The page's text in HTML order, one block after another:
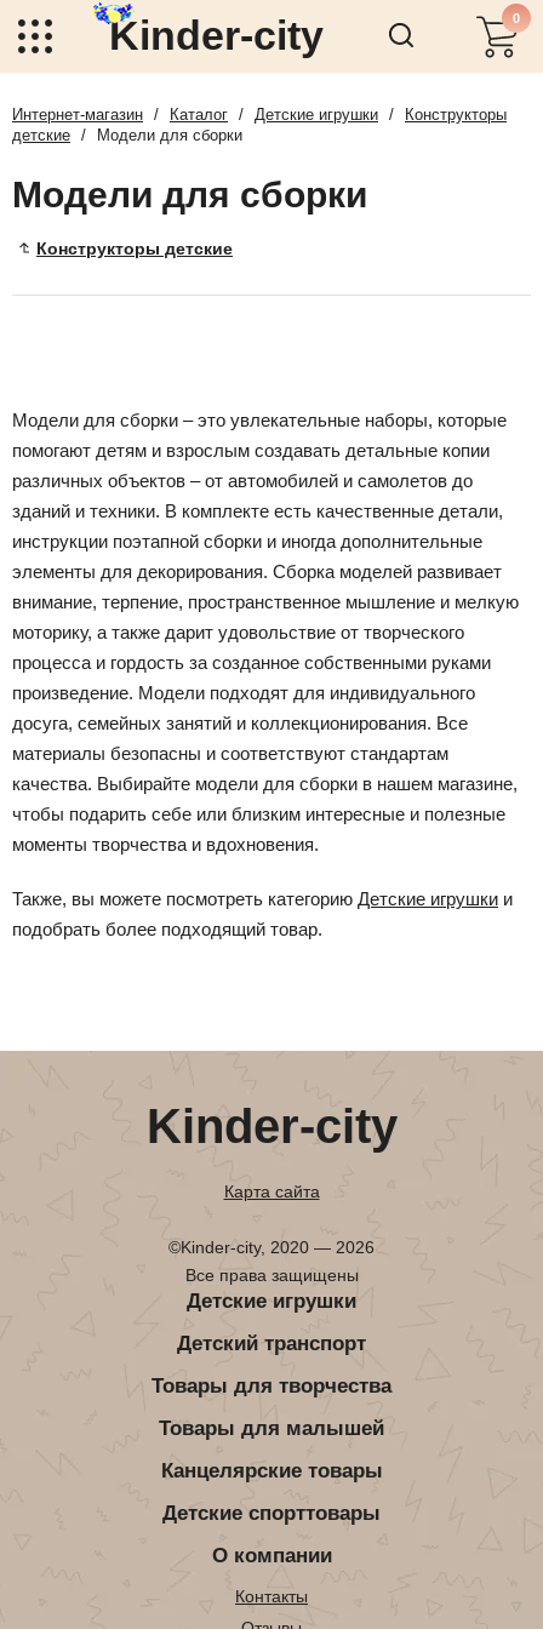
Kinder-city 0
Интернет-магазин / Каталог / Детские игрушки /
Конструкторы
детские / Модели для сборки
Модели для сборки
Конструкторы детские
Модели для сборки – это увлекательные наборы, которые
помогают детям и взрослым создавать детальные копии
различных объектов – от автомобилей и самолетов до
зданий и техники. В комплекте есть качественные детали,
инструкции поэтапной сборки и иногда дополнительные
элементы для декорирования. Сборка моделей развивает
внимание, терпение, пространственное мышление и мелкую
моторику, а также дарит удовольствие от творческого
процесса и гордость за созданное собственными руками
произведение. Модели подходят для индивидуального
досуга, семейных занятий и коллекционирования. Все
материалы безопасны и соответствуют стандартам
качества. Выбирайте модели для сборки в нашем магазине,
чтобы подарить себе или близким интересные и полезные
моменты творчества и вдохновения.
Также, вы можете посмотреть категорию Детские игрушки и
подобрать более подходящий товар.
Kinder-city
Карта сайта
©Kinder-city, 2020 — 2026
Все права защищены
Детские игрушки
Детский транспорт
Товары для творчества
Товары для малышей
Канцелярские товары
Детские спорттовары
О компании
Контакты